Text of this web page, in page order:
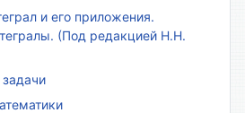
и его приложения.
(Под редакцией Н.Н.